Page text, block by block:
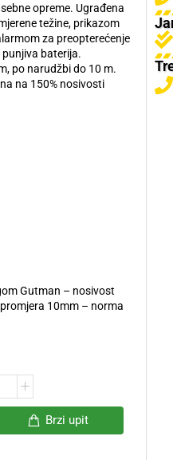
opreme. Ugrađena
težine, prikazom
za preopterećenje
baterija.
po narudžbi do 10 m.
na 150% nosivosti
Gutman – nosivost
10mm – norma
Brzi upit